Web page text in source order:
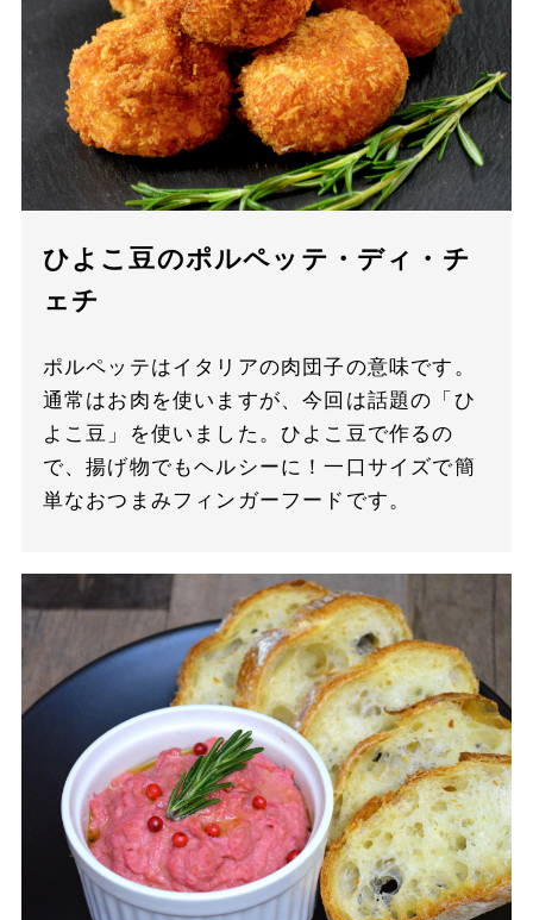
ひよこ豆のポルペッテ・ディ・チ
ェチ
ポルペッテはイタリアの肉団子の意味です。
通常はお肉を使いますが、今回は話題の「ひ
よこ豆」を使いました。ひよこ豆で作るの
で、揚げ物でもヘルシーに！一口サイズで簡
単なおつまみフィンガーフードです。